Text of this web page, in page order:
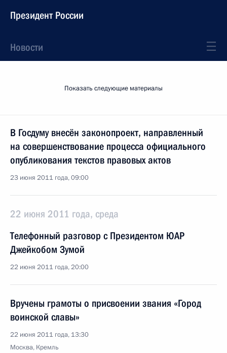
Президент России
Новости
Показать следующие материалы
В Госдуму внесён законопроект, направленный
на совершенствование процесса официального
опубликования текстов правовых актов
23 июня 2011 года, 09:00
22 июня 2011 года, среда
Телефонный разговор с Президентом ЮАР
Джейкобом Зумой
22 июня 2011 года, 20:00
Вручены грамоты о присвоении звания «Город
воинской славы»
22 июня 2011 года, 13:30
Москва, Кремль